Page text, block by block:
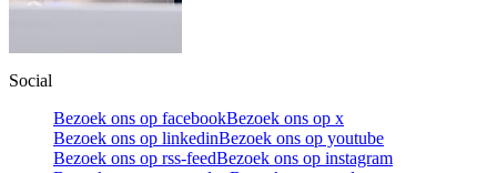
Social
Bezoek ons op facebookBezoek ons op x
Bezoek ons op linkedinBezoek ons op youtube
Bezoek ons op rss-feedBezoek ons op instagram